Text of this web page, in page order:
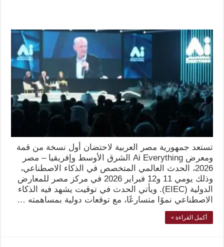
تستعد جمهورية مصر العربية لاحتضان أول نسخة من قمة
ومعرض Ai Everything الشرق الأوسط وإفريقيا – مصر
2026، الحدث العالمي المتخصص في الذكاء الاصطناعي،
وذلك يومي 11 و12 فبراير 2026 في مركز مصر للمعارض
الدولية (EIEC). ويأتي الحدث في توقيت يشهد فيه الذكاء
الاصطناعي نموًا متسارعًا، مع توقعات دولية بمساهمته …
أكمل القراءة »